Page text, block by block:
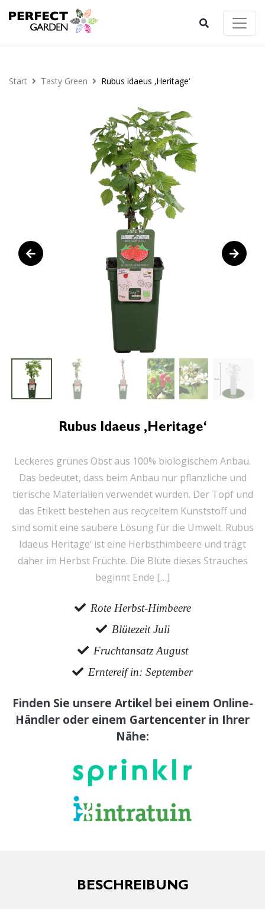
Start Tasty Green Rubus idaeus ‚Heritage‘
Rubus Idaeus ‚Heritage‘
Leckeres grünes Obst aus 100% biologischem Anbau.
Das bedeutet, dass beim Anbau nur pflanzliche und
tierische Materialien verwendet wurden. Der Topf und
das Etikett bestehen aus recyceltem Kunststoff und
sind somit eine saubere Lösung für die Umwelt. Rubus
Idaeus Heritage‘ ist eine Herbsthimbeere und trägt
daher im Herbst Früchte. Die Blüte dieses Strauches
beginnt Ende […]
Rote Herbst-Himbeere
Blütezeit Juli
Fruchtansatz August
Erntereif in: September
Finden Sie unsere Artikel bei einem Online-
Händler oder einem Gartencenter in Ihrer
Nähe:
BESCHREIBUNG